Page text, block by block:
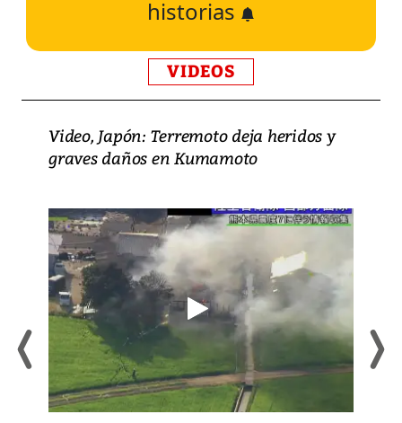
historias
VIDEOS
Video, Japón: Terremoto deja heridos y
graves daños en Kumamoto